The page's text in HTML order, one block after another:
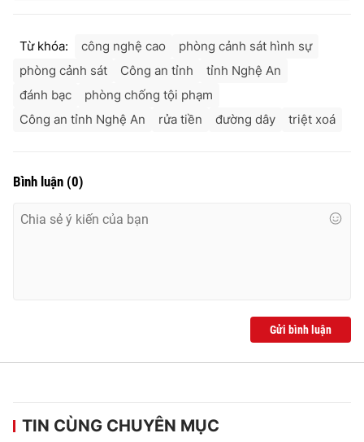
Từ khóa: công nghệ cao
phòng cảnh sát hình sự
phòng cảnh sát
Công an tỉnh
tỉnh Nghệ An
đánh bạc
phòng chống tội phạm
Công an tỉnh Nghệ An
rửa tiền đường dây triệt xoá
Bình luận (0)
Gửi bình luận
TIN CÙNG CHUYÊN MỤC